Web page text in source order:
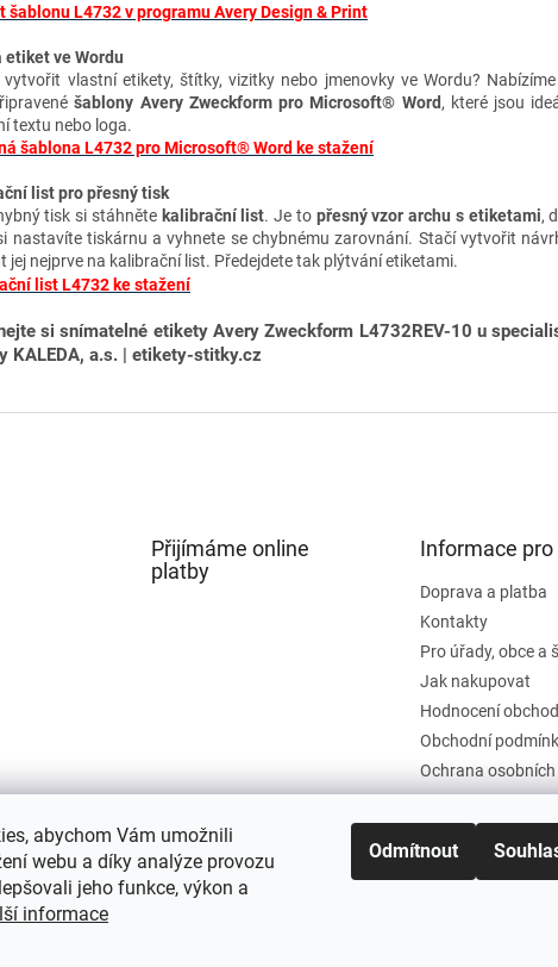
abychom Vám umožnili
webu a díky analýze provozu
jeho funkce, výkon a
informace
Odmítnout
šablonu L4732 v programu Avery Design & Print
etiket ve Wordu
vytvořit vlastní etikety, štítky, vizitky nebo jmenovky ve Wordu?
šablony Avery Zweckform pro Microsoft® Word, které jsou
textu nebo loga.
šablona L4732 pro Microsoft® Word ke stažení
list pro přesný tisk
tisk si stáhněte kalibrační list. Je to přesný vzor archu s etiketami,
nastavíte tiskárnu a vyhnete se chybnému zarovnání. Stačí vytvořit
jej nejprve na kalibrační list. Předejdete tak plýtvání etiketami.
list L4732 ke stažení
si snímatelné etikety Avery Zweckform L4732REV-10 u
KALEDA, a.s. | etikety-stitky.cz
Přijímáme online
platby
Informace pro
Doprava a platba
Kontakty
Pro úřady, obce a
Jak nakupovat
Hodnocení
Obchodní
Ochrana